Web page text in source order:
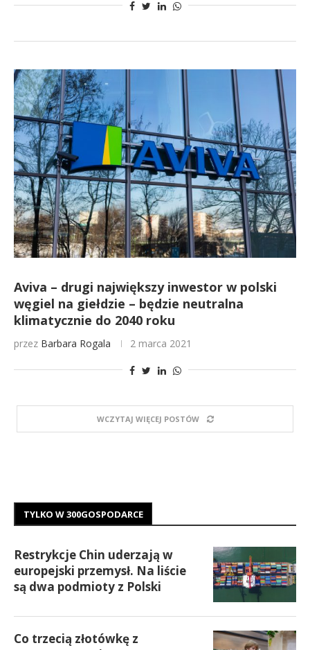
Aviva – drugi największy inwestor w polski
węgiel na giełdzie – będzie neutralna
klimatycznie do 2040 roku
przez Barbara Rogala 2 marca 2021
WCZYTAJ WIĘCEJ POSTÓW
TYLKO W 300GOSPODARCE
Restrykcje Chin uderzają w
europejski przemysł. Na liście
są dwa podmioty z Polski
Co trzecią złotówkę z